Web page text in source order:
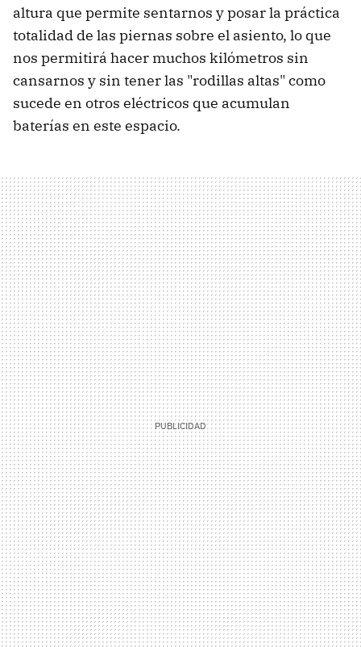
altura que permite sentarnos y posar la práctica
totalidad de las piernas sobre el asiento, lo que
nos permitirá hacer muchos kilómetros sin
cansarnos y sin tener las "rodillas altas" como
sucede en otros eléctricos que acumulan
baterías en este espacio.